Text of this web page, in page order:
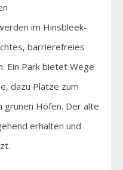
im Hinsbleek-
barrierefreies
Ein Park bietet Wege
dazu Plätze zum
grünen Höfen. Der alte
erhalten und